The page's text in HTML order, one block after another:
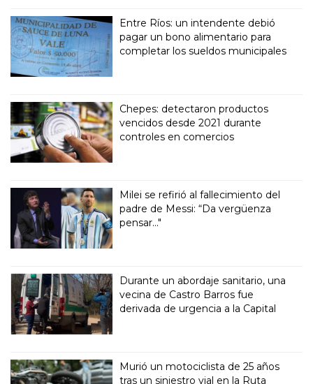
Entre Ríos: un intendente debió
pagar un bono alimentario para
completar los sueldos municipales
Chepes: detectaron productos
vencidos desde 2021 durante
controles en comercios
Milei se refirió al fallecimiento del
padre de Messi: “Da vergüenza
pensar..."
Durante un abordaje sanitario, una
vecina de Castro Barros fue
derivada de urgencia a la Capital
Murió un motociclista de 25 años
tras un siniestro vial en la Ruta